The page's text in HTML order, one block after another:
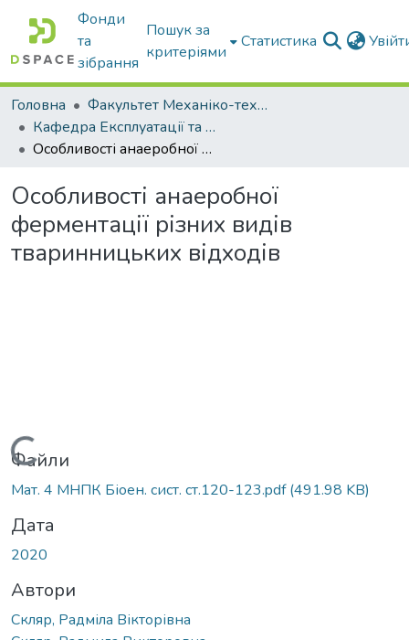
Фонди
та
зібрання
Пошук за
критеріями
Статистика
Головна
Факультет Механіко-технологічний
Кафедра Експлуатації та технічного сервісу машин
Особливості анаеробної ферментації різних видів тваринницьких відходів
Особливості анаеробної
ферментації різних видів
тваринницьких відходів
Вантажиться...
Файли
Мат. 4 МНПК Біоен. сист. ст.120-123.pdf(491.98 KB)
Дата
2020
Автори
Скляр, Радміла Вікторівна